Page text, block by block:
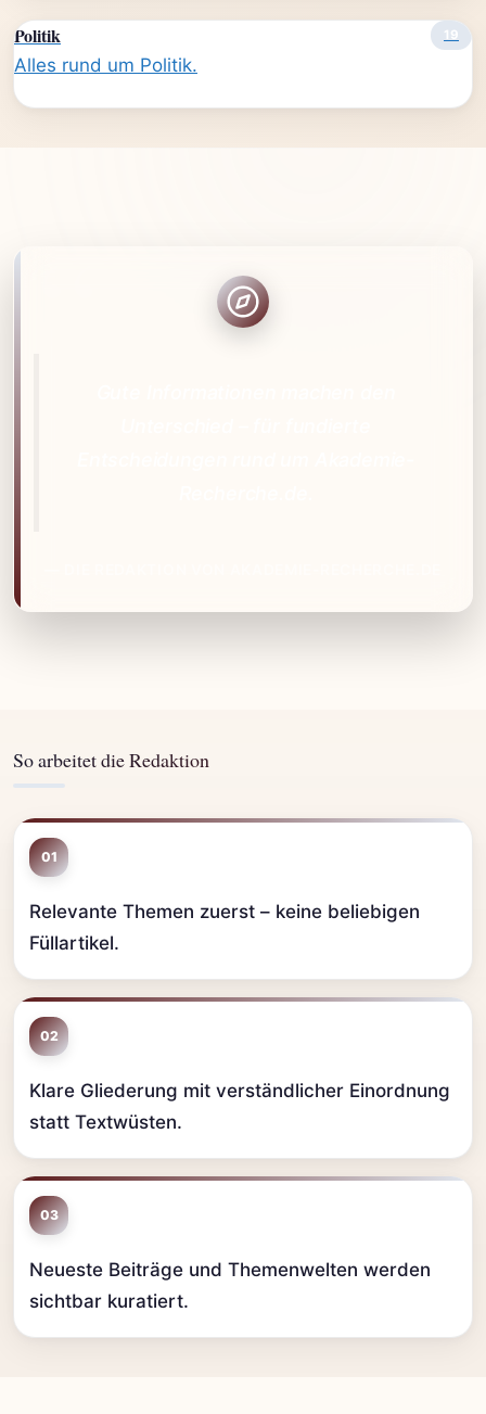
Politik 19
Alles rund um Politik.
So arbeitet die Redaktion
01
Relevante Themen zuerst – keine beliebigen
Füllartikel.
02
Klare Gliederung mit verständlicher Einordnung
statt Textwüsten.
03
Neueste Beiträge und Themenwelten werden
sichtbar kuratiert.